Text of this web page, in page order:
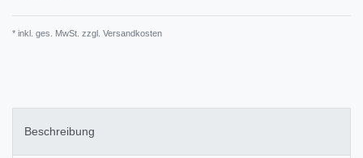
* inkl. ges. MwSt. zzgl. Versandkosten
Beschreibung